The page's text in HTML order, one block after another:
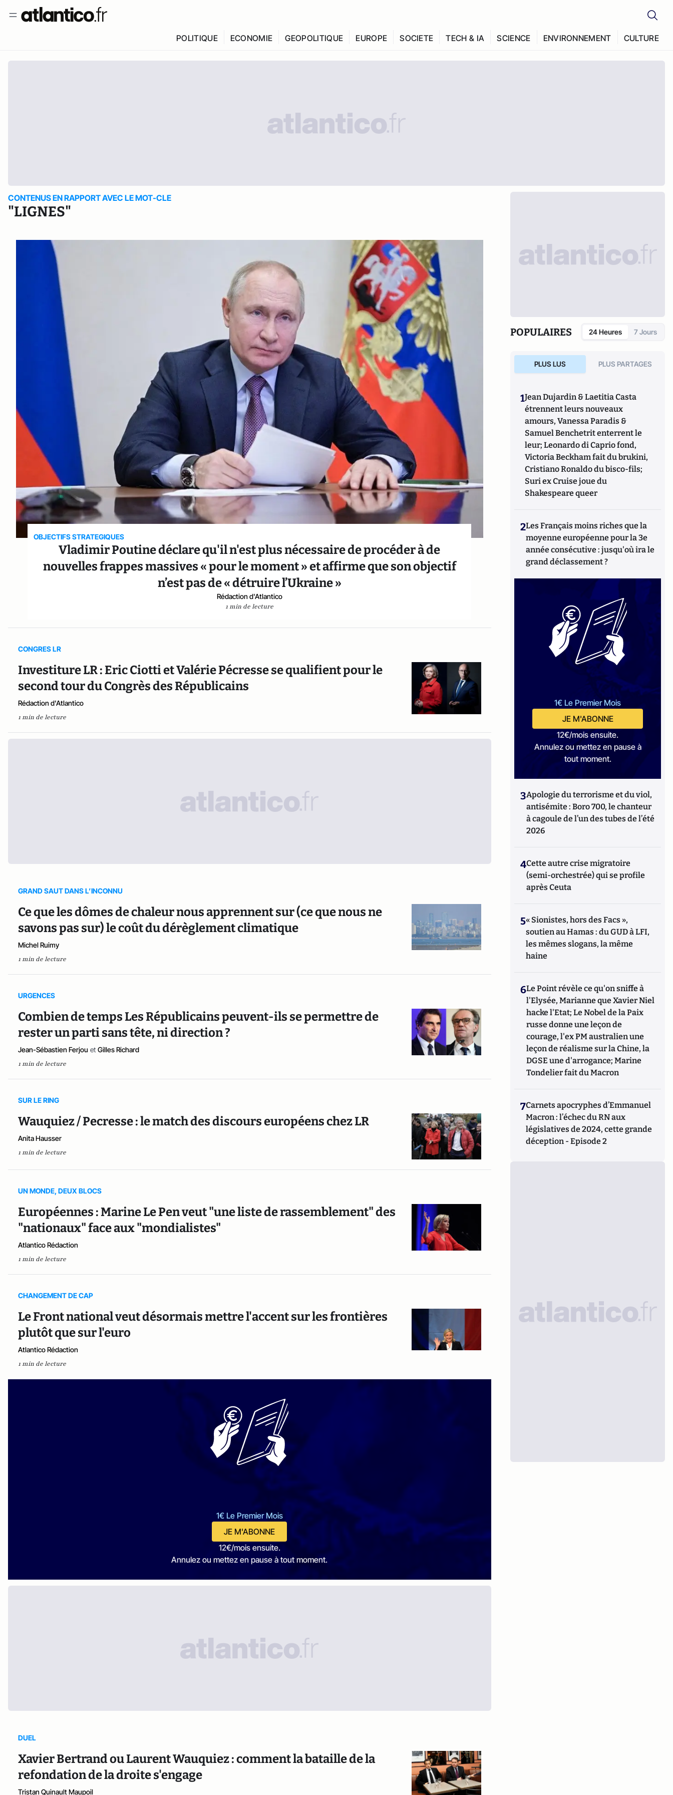
POLITIQUE ECONOMIE GEOPOLITIQUE EUROPE SOCIETE TECH & IA SCIENCE ENVIRONNEMENT CULTURE
CONTENUS EN RAPPORT AVEC LE MOT-CLE
"LIGNES"
OBJECTIFS STRATEGIQUES
Vladimir Poutine déclare qu'il n'est plus nécessaire de procéder à de
nouvelles frappes massives « pour le moment » et affirme que son objectif
n’est pas de « détruire l’Ukraine »
Rédaction d'Atlantico
1 min de lecture
CONGRES LR
Investiture LR : Eric Ciotti et Valérie Pécresse se qualifient pour le
second tour du Congrès des Républicains
Rédaction d'Atlantico
1 min de lecture
GRAND SAUT DANS L’INCONNU
Ce que les dômes de chaleur nous apprennent sur (ce que nous ne
savons pas sur) le coût du dérèglement climatique
Michel Ruimy
1 min de lecture
URGENCES
Combien de temps Les Républicains peuvent-ils se permettre de
rester un parti sans tête, ni direction ?
Jean-Sébastien Ferjou et Gilles Richard
1 min de lecture
SUR LE RING
Wauquiez / Pecresse : le match des discours européens chez LR
Anita Hausser
1 min de lecture
UN MONDE, DEUX BLOCS
Européennes : Marine Le Pen veut "une liste de rassemblement" des
"nationaux" face aux "mondialistes"
Atlantico Rédaction
1 min de lecture
CHANGEMENT DE CAP
Le Front national veut désormais mettre l'accent sur les frontières
plutôt que sur l'euro
Atlantico Rédaction
1 min de lecture
1€ Le Premier Mois
JE M'ABONNE
12€/mois ensuite.
Annulez ou mettez en pause à tout moment.
DUEL
Xavier Bertrand ou Laurent Wauquiez : comment la bataille de la
refondation de la droite s'engage
Tristan Quinault Maupoil
POPULAIRES 24 Heures 7 Jours
PLUS LUS PLUS PARTAGES
1Jean Dujardin & Laetitia Casta
étrennent leurs nouveaux
amours, Vanessa Paradis &
Samuel Benchetrit enterrent le
leur; Leonardo di Caprio fond,
Victoria Beckham fait du brukini,
Cristiano Ronaldo du bisco-fils;
Suri ex Cruise joue du
Shakespeare queer
2Les Français moins riches que la
moyenne européenne pour la 3e
année consécutive : jusqu'où ira le
grand déclassement ?
1€ Le Premier Mois
JE M'ABONNE
12€/mois ensuite.
Annulez ou mettez en pause à
tout moment.
3Apologie du terrorisme et du viol,
antisémite : Boro 700, le chanteur
à cagoule de l’un des tubes de l’été
2026
4Cette autre crise migratoire
(semi-orchestrée) qui se profile
après Ceuta
5« Sionistes, hors des Facs »,
soutien au Hamas : du GUD à LFI,
les mêmes slogans, la même
haine
6Le Point révèle ce qu'on sniffe à
l'Elysée, Marianne que Xavier Niel
hacke l'Etat; Le Nobel de la Paix
russe donne une leçon de
courage, l'ex PM australien une
leçon de réalisme sur la Chine, la
DGSE une d'arrogance; Marine
Tondelier fait du Macron
7Carnets apocryphes d’Emmanuel
Macron : l’échec du RN aux
législatives de 2024, cette grande
déception - Episode 2